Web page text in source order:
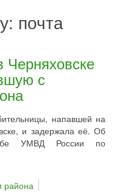
почта
с
напавшей на
и задержала её. Об
УМВД России по
района